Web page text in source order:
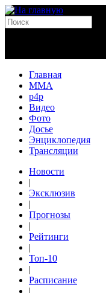
Главная
MMA
p4p
Видео
Фото
Досье
Энциклопедия
Трансляции
Новости
|
Эксклюзив
|
Прогнозы
|
Рейтинги
|
Топ-10
|
Расписание
|